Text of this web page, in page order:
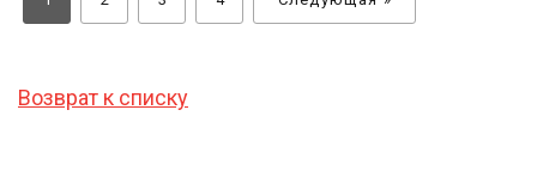
Возврат к списку